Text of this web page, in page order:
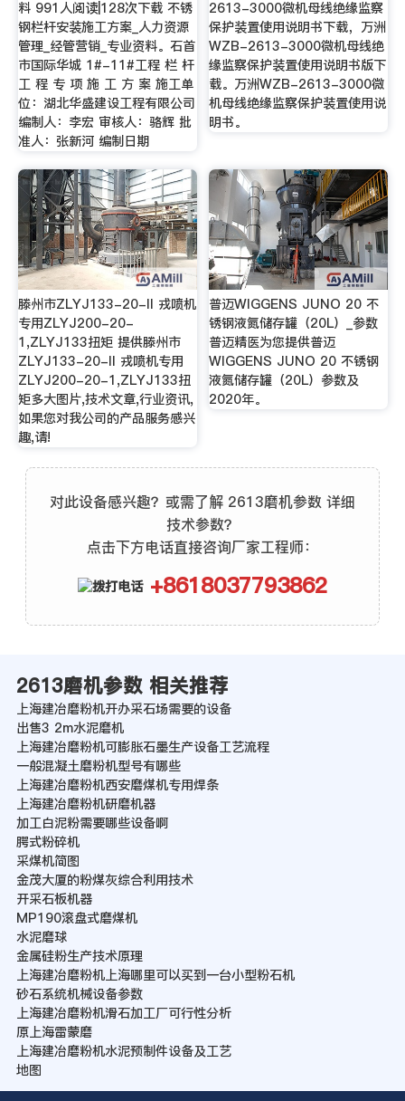
料 991人阅读|128次下载 不锈
钢栏杆安装施工方案_人力资源
管理_经管营销_专业资料。石首
市国际华城 1#-11#工程 栏 杆
工 程 专 项 施 工 方 案 施工单
位：湖北华盛建设工程有限公司
编制人：李宏 审核人：骆辉 批
准人：张新河 编制日期
2613-3000微机母线绝缘监察
保护装置使用说明书下载，万洲
WZB-2613-3000微机母线绝
缘监察保护装置使用说明书版下
载。万洲WZB-2613-3000微
机母线绝缘监察保护装置使用说
明书。
滕州市ZLYJ133-20-II 戎喷机
专用ZLYJ200-20-
1,ZLYJ133扭矩 提供滕州市
ZLYJ133-20-II 戎喷机专用
ZLYJ200-20-1,ZLYJ133扭
矩多大图片,技术文章,行业资讯,
如果您对我公司的产品服务感兴
趣,请!
普迈WIGGENS JUNO 20 不
锈钢液氮储存罐（20L）_参数
普迈精医为您提供普迈
WIGGENS JUNO 20 不锈钢
液氮储存罐（20L）参数及
2020年。
对此设备感兴趣？或需了解 2613磨机参数 详细
技术参数？
点击下方电话直接咨询厂家工程师：
+8618037793862
2613磨机参数 相关推荐
上海建冶磨粉机开办采石场需要的设备
出售3 2m水泥磨机
上海建冶磨粉机可膨胀石墨生产设备工艺流程
一般混凝土磨粉机型号有哪些
上海建冶磨粉机西安磨煤机专用焊条
上海建冶磨粉机研磨机器
加工白泥粉需要哪些设备啊
腭式粉碎机
采煤机简图
金茂大厦的粉煤灰综合利用技术
开采石板机器
MP190滚盘式磨煤机
水泥磨球
金属硅粉生产技术原理
上海建冶磨粉机上海哪里可以买到一台小型粉石机
砂石系统机械设备参数
上海建冶磨粉机滑石加工厂可行性分析
原上海雷蒙磨
上海建冶磨粉机水泥预制件设备及工艺
地图